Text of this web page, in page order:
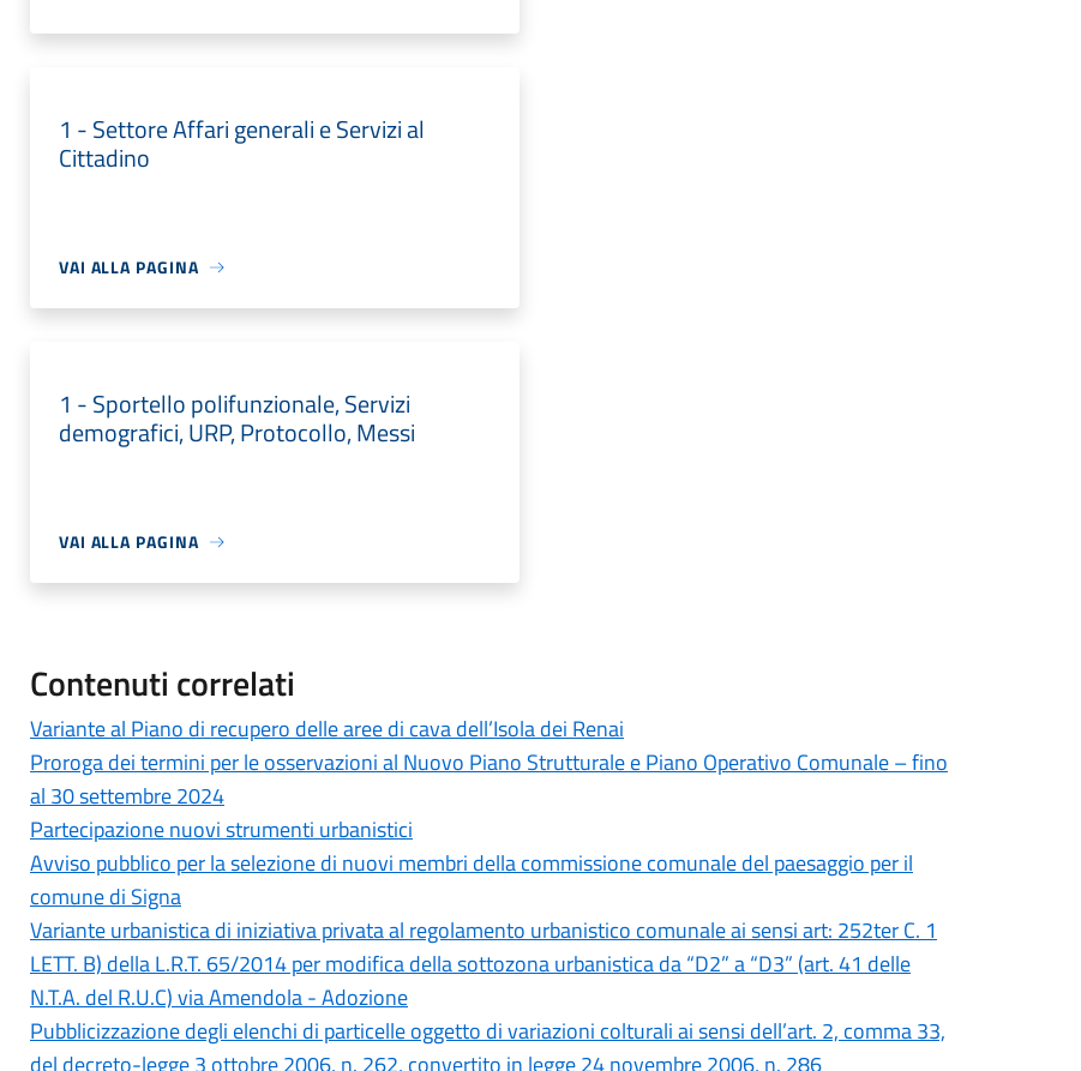
1 - Settore Affari generali e Servizi al
Cittadino
VAI ALLA PAGINA
1 - Sportello polifunzionale, Servizi
demografici, URP, Protocollo, Messi
VAI ALLA PAGINA
Contenuti correlati
Variante al Piano di recupero delle aree di cava dell’Isola dei Renai
Proroga dei termini per le osservazioni al Nuovo Piano Strutturale e Piano Operativo Comunale – fino
al 30 settembre 2024
Partecipazione nuovi strumenti urbanistici
Avviso pubblico per la selezione di nuovi membri della commissione comunale del paesaggio per il
comune di Signa
Variante urbanistica di iniziativa privata al regolamento urbanistico comunale ai sensi art: 252ter C. 1
LETT. B) della L.R.T. 65/2014 per modifica della sottozona urbanistica da “D2” a “D3” (art. 41 delle
N.T.A. del R.U.C) via Amendola - Adozione
Pubblicizzazione degli elenchi di particelle oggetto di variazioni colturali ai sensi dell’art. 2, comma 33,
del decreto-legge 3 ottobre 2006, n. 262, convertito in legge 24 novembre 2006, n. 286